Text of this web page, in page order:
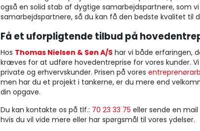
også en solid stab af dygtige samarbejdspartnere, som
samarbejdspartnere, så du kan få den bedste kvalitet til
Få et uforpligtende tilbud på
Hos Thomas Nielsen & Søn A/S har vi både erfaringen,
kræves for at udføre hovedentreprise for vores kunder.
private og erhvervskunder. Prisen på vores
men har du et projekt i tankerne, er du mere end
din opgave.
Du kan kontakte os på tlf.: 70 23 33 75 eller sende en mail
hvis du vil vide mere eller har spørgsmål til vores ydelser.